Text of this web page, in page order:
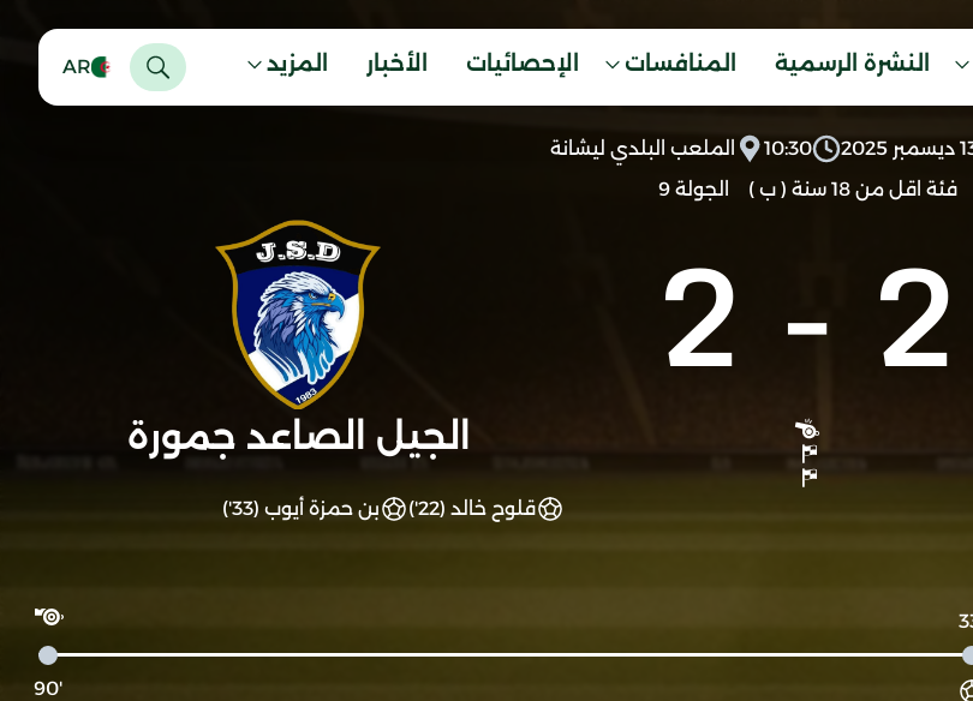
النشرة الرسمية المنافسات الإحصائيات الأخبار المزيد AR
10:30
الملعب البلدي ليشانة
فئة اقل من 18 سنة ( ب )
الجولة 9
2
-
2
الجيل الصاعد جمورة
قلوح خالد (22') بن حمزة أيوب (33')
'90